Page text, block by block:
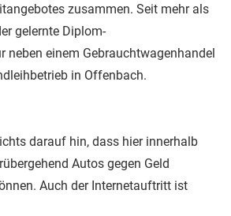
zusammen. Seit mehr als
gelernte Diplom-
neben einem Gebrauchtwagenhandel
in Offenbach.
darauf hin, dass hier innerhalb
Autos gegen Geld
Auch der Internetauftritt ist